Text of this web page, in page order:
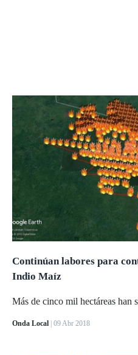
Continúan labores para
Indio Maíz
Más de cinco mil hectáreas han
Onda Local | 09 Abr 2018